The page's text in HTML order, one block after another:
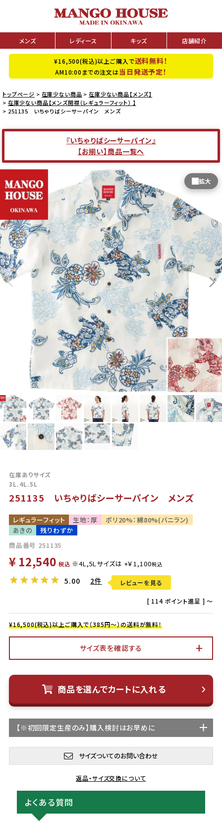
メンズ レディース キッズ 店舗紹介
¥16,500(税込)以上ご購入で送料無料！
AM10:00までの注文は当日発送予定！
トップページ 在庫少ない商品
在庫少ない商品【メンズ】
在庫少ない商品【メンズ開襟（レギュラーフィット） 】
251135 いちゃりばシーサーパイン メンズ
『いちゃりばシーサーパイン』
【お揃い】商品一覧へ
在庫ありサイズ
3L.4L.5L
251135 いちゃりばシーサーパイン メンズ
レギュラーフィット 生地：厚
ポリ20%：綿80%(バニラン)
あきの
残りわずか
商品番号 251135
¥ 12,540 税込
5.00 2件 レビューを見る
[ 114 ポイント進呈 ] 〜
¥16,500(税込)以上ご購入で（385円～）の送料が無料！
サイズ表を確認する
商品を選んでカートに入れる
【※初回限定生産のみ】購入検討はお早めに
サイズついてのお問い合わせ
返品・サイズ交換について
よくある質問